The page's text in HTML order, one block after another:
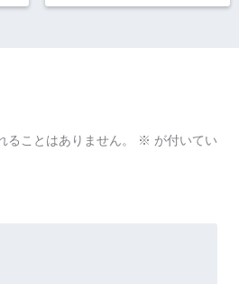
ることはありません。 ※ が付いてい